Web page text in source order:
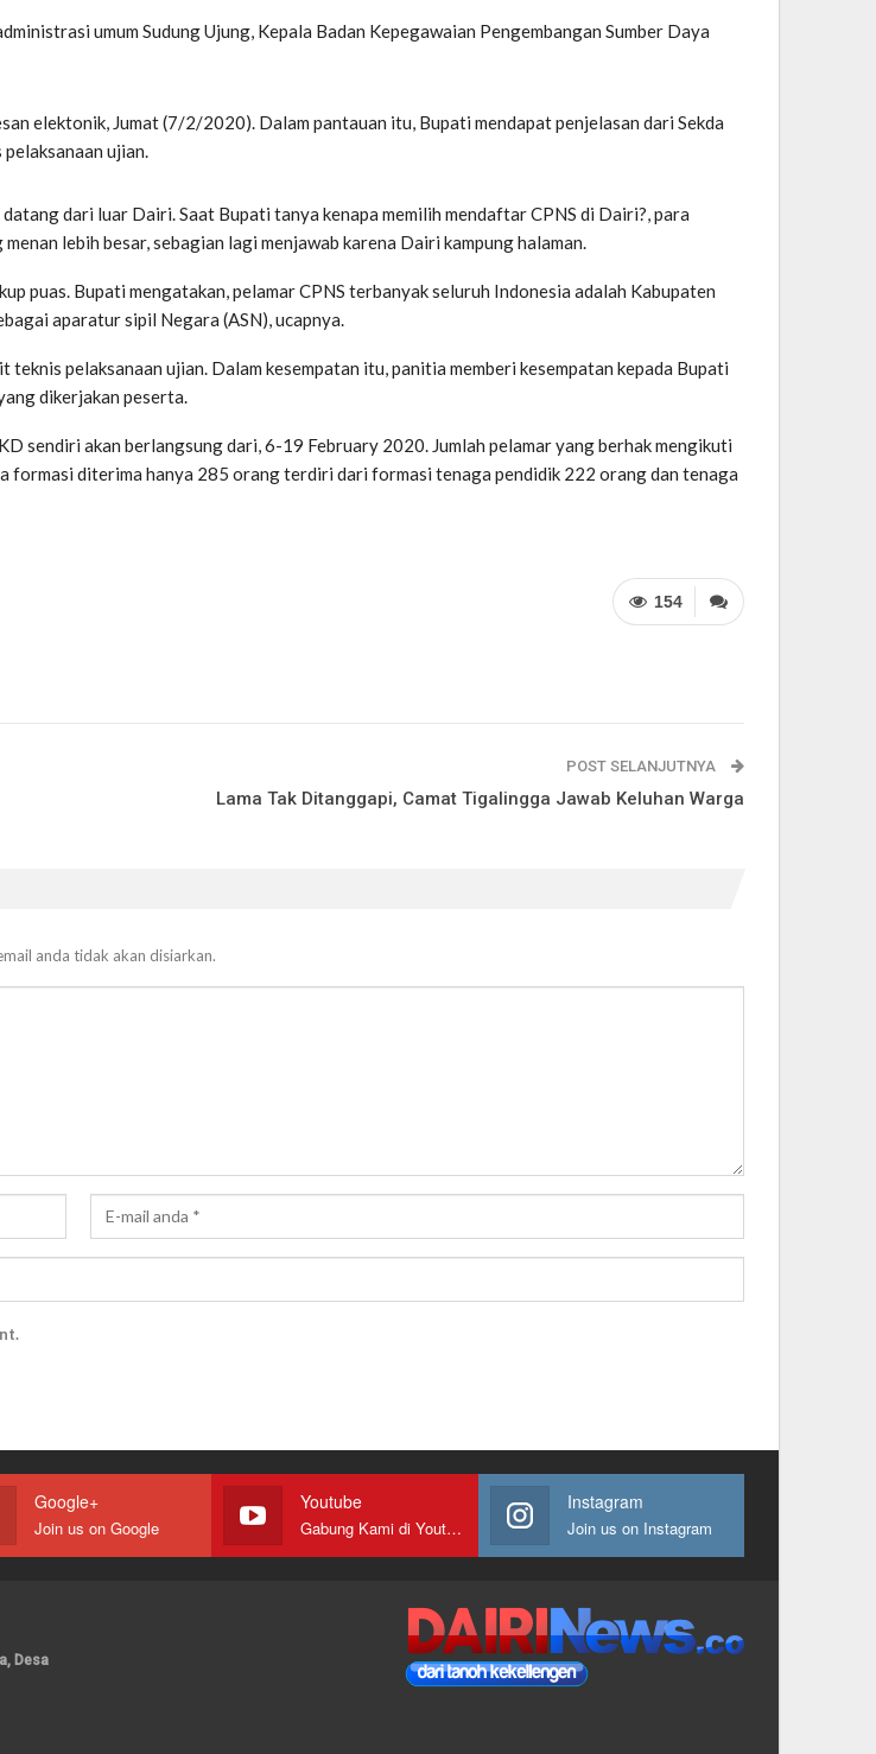
umum Sudung Ujung, Kepala Badan Kepegawaian Pengembangan Sumber Daya
elektonik, Jumat (7/2/2020). Dalam pantauan itu, Bupati mendapat penjelasan dari Sekda
ujian.
dari luar Dairi. Saat Bupati tanya kenapa memilih mendaftar CPNS di Dairi?, para
lebih besar, sebagian lagi menjawab karena Dairi kampung halaman.
puas. Bupati mengatakan, pelamar CPNS terbanyak seluruh Indonesia adalah Kabupaten
aparatur sipil Negara (ASN), ucapnya.
pelaksanaan ujian. Dalam kesempatan itu, panitia memberi kesempatan kepada Bupati
dikerjakan peserta.
sendiri akan berlangsung dari, 6-19 February 2020. Jumlah pelamar yang berhak mengikuti
formasi diterima hanya 285 orang terdiri dari formasi tenaga pendidik 222 orang dan tenaga
154
POST SELANJUTNYA
Lama Tak Ditanggapi, Camat Tigalingga Jawab Keluhan Warga
anda tidak akan disiarkan.
Google+
Join us on Google
Youtube
Gabung Kami di Youtube
Instagram
Join us on Instagram
Desa